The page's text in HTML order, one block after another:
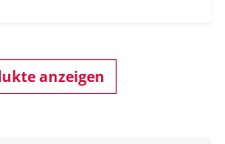
anzeigen